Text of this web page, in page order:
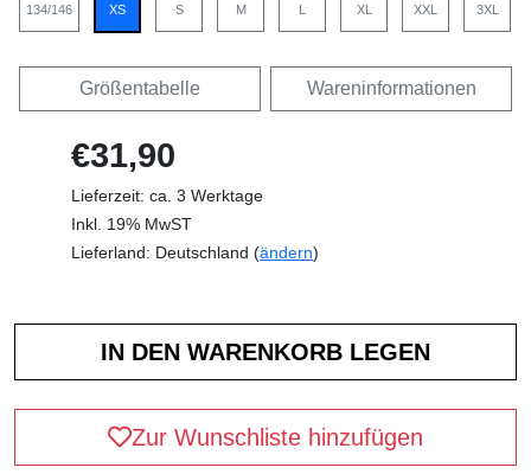
134/146 XS S M L XL XXL 3XL
Größentabelle Wareninformationen
€31,90
Lieferzeit: ca. 3 Werktage
Inkl. 19% MwST
Lieferland: Deutschland (ändern)
Zur Wunschliste hinzufügen